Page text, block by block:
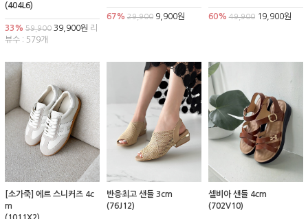
(404L6)
33% 59,900 39,900원 리
뷰수 : 579개
67% 29,9009,900원 60% 49,90019,900원
[소가죽] 에르 스니커즈 4c
m
반응최고 샌들 3cm
(76J12)
셀비아 샌들 4cm
(702V10)